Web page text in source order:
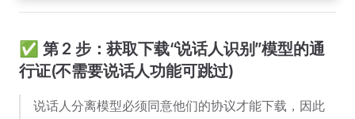
✅ 第 2 步：获取下载“说话人识别”模型的通
行证(不需要说话人功能可跳过)
说话人分离模型必须同意他们的协议才能下载，因此